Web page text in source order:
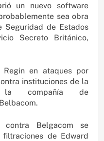
un nuevo software
sea obra
Seguridad de Estados
Secreto Británico,
en ataques por
instituciones de la
compañía de
Belgacom se
de Edward